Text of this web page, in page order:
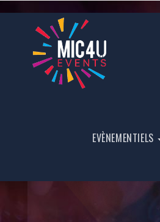
EVÈNEMENTIELS